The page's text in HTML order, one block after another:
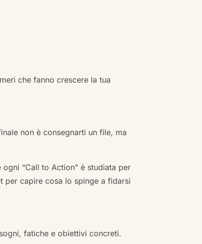
che fanno crescere la tua
non è consegnarti un file, ma
“Call to Action” è studiata per
per capire cosa lo spinge a fidarsi
fatiche e obiettivi concreti.